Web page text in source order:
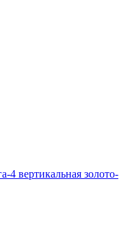
4 вертикальная золото-